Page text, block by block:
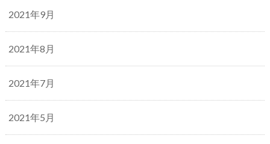
2021年9月
2021年8月
2021年7月
2021年5月